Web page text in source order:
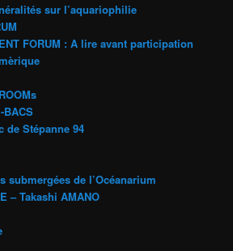
sur l’aquariophilie
FORUM : A lire avant participation
BACS
de Stépanne 94
submergées de l’Océanarium
– Takashi AMANO